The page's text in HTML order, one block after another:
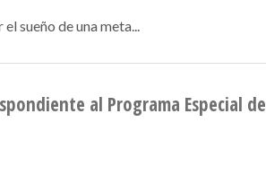
sueño de una meta...
al Programa Especial de